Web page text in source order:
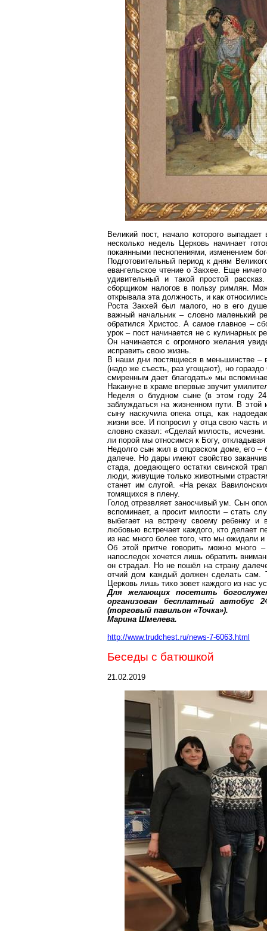
Великий пост, начало которого
несколько недель Церковь начинает
покаянными песнопениями, изменением
Подготовительный период к дням
евангельское чтение оЗакхее. Еще
удивительный и такой простой
сборщиком налогов в пользу римлян.
открывала эта должность, и как
Роста Закхейбыл малого, но в его душе
важный начальник – словно маленький
обратился Христос. А самое главное –
урок – пост начинается не с кулинарных
Он начинается с огромного желания
исправить свою жизнь.
В наши днипостящиеся в меньшинстве –
(надо же съесть, раз угощают), но
смиренным дает благодать» мы
Накануне в храме впервые звучит
Неделя о блудном сыне (в этом году
заблуждаться на жизненном пути. В
сыну наскучила опека отца, как
жизни все. И попросил у отца свою часть
словно сказал: «Сделай милость,
ли порой мы относимся к Богу,
Недолго сын жил в отцовском доме, его –
далече. Но дары имеют свойство
стада, доедающего остатки свинской
люди, живущие только животными
станет им слугой. «На реках
томящихся в плену.
Голод отрезвляет заносчивый ум. Сын
вспоминает, а просит милости – стать
выбегает на встречу своему ребенку и
любовью встречает каждого, кто делает
из нас много более того, что мы ожидали
Об этой притче говорить можно много
напоследок хочется лишь обратить
он страдал. Но не пошёл на страну
отчий дом каждый должен сделать сам.
Церковь лишь тихо зовет каждого из нас
Для желающих посетить
организован бесплатный
(торговый павильон «Точка»).
Марина Шмелева.
http://www.trudchest.ru/news-7-6063.html
Беседы с батюшкой
21.02.2019